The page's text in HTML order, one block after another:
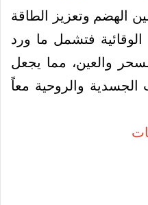
الهضم وتعزيز الطاقة
الوقائية فتشمل ما ورد
والعين، مما يجعل
الجسدية والروحية معاً